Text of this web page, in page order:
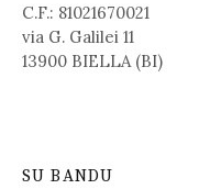
C.F.: 81021670021
via G. Galilei 11
13900 BIELLA (BI)
SU BANDU